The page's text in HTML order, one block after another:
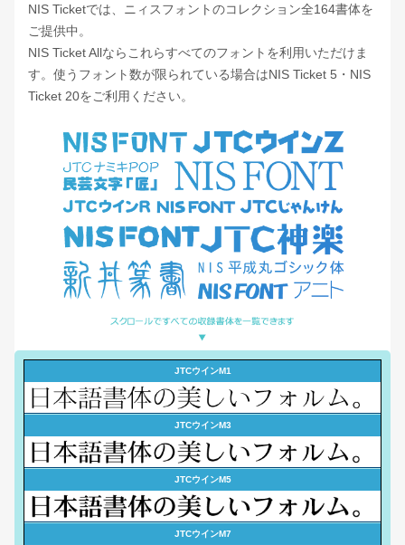
NIS Ticketでは、ニィスフォントのコレクション全164書体を
ご提供中。
NIS Ticket Allならこれらすべてのフォントを利用いただけま
す。使うフォント数が限られている場合はNIS Ticket 5・NIS
Ticket 20をご利用ください。
JTCウインM1
JTCウインM3
JTCウインM5
JTCウインM7